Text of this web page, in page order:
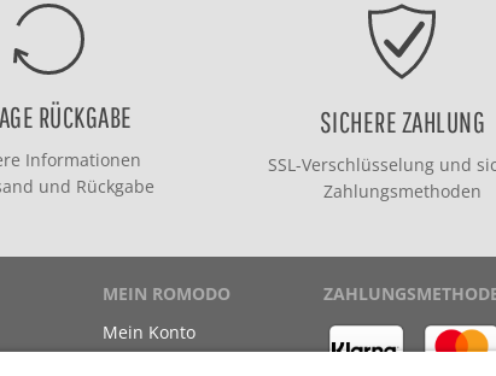
RÜCKGABE
Informationen
und Rückgabe
SICHERE ZAHLUNG
SSL-Verschlüsselung und
Zahlungsmethoden
MEIN ROMODO
Mein Konto